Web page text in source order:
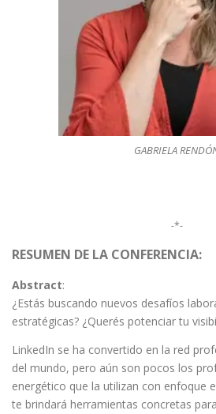
GABRIELA
-*-
RESUMEN DE LA CONFERENCIA:
Abstract:
¿Estás buscando nuevos desafíos
estratégicas? ¿Querés potenciar tu
LinkedIn se ha convertido en la red
del mundo, pero aún son pocos los
energético que la utilizan con enfoque
te brindará herramientas concretas